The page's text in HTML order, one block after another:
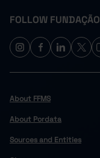
FOLLOW FUNDAÇÃO
About FFMS
About Pordata
Sources and Entities